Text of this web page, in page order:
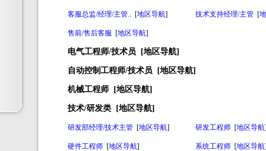
客服总监/经理/主管.. [地区导航] 技术支持经理/主管 [
售前/售后客服 [地区导航]
电气工程师/技术员 [地区导航]
自动控制工程师/技术员 [地区导航]
机械工程师 [地区导航]
技术/研发类 [地区导航]
研发部经理/技术主管 [地区导航] 研发工程师 [地区导航]
硬件工程师 [地区导航] 系统工程师 [地区导航]